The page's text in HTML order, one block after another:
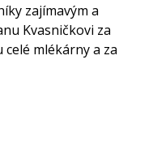
zajímavým a
Kvasničkovi za
mlékárny a za